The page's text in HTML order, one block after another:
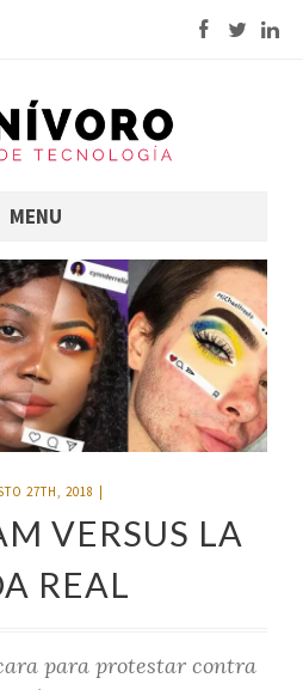
MENU
27TH, 2018
VERSUS LA
REAL
para protestar contra